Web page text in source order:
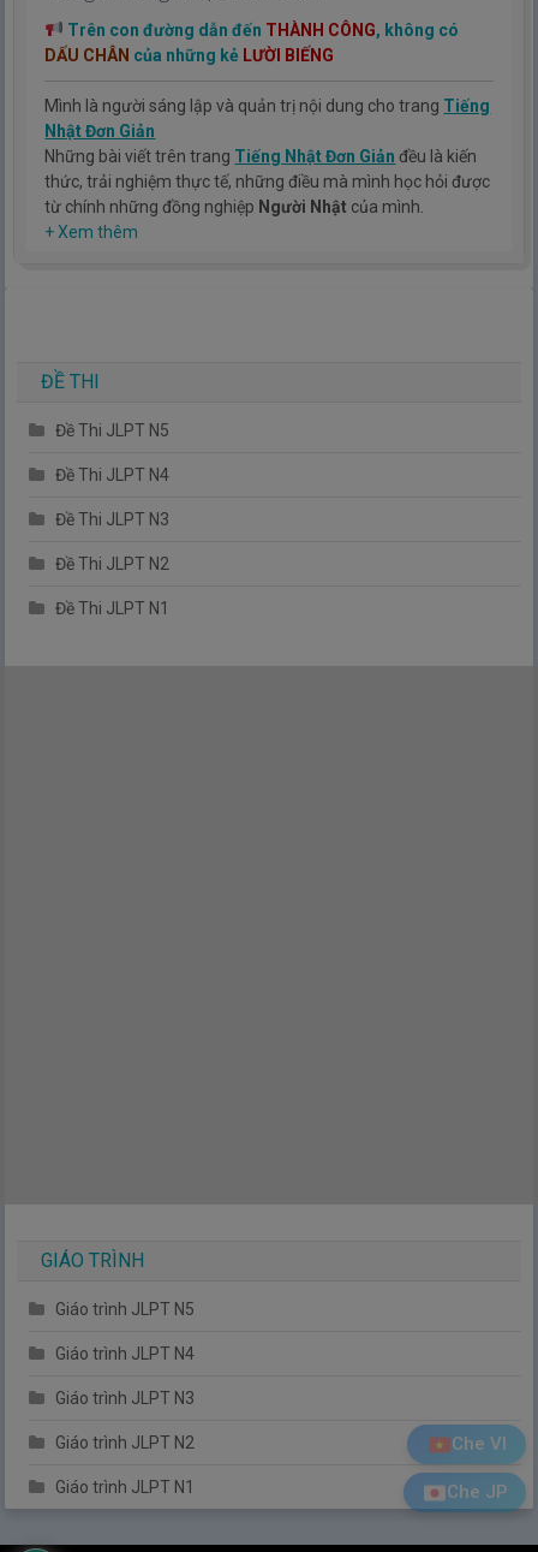
Che JP
Che VI
Trên con đường dẫn đến THÀNH CÔNG, không có
DẤU CHÂN của những kẻ LƯỜI BIẾNG
Mình là người sáng lập và quản trị nội dung cho trang Tiếng
Nhật Đơn Giản
Những bài viết trên trang Tiếng Nhật Đơn Giản đều là kiến
thức, trải nghiệm thực tế, những điều mà mình học hỏi được
từ chính những đồng nghiệp Người Nhật của mình.
Hy vọng rằng kinh nghiệm mà mình có được sẽ giúp các bạn
+ Xem thêm
ĐỀ THI
Đề Thi JLPT N5
Đề Thi JLPT N4
Đề Thi JLPT N3
Đề Thi JLPT N2
Đề Thi JLPT N1
GIÁO TRÌNH
Giáo trình JLPT N5
Giáo trình JLPT N4
Giáo trình JLPT N3
Giáo trình JLPT N2
Giáo trình JLPT N1